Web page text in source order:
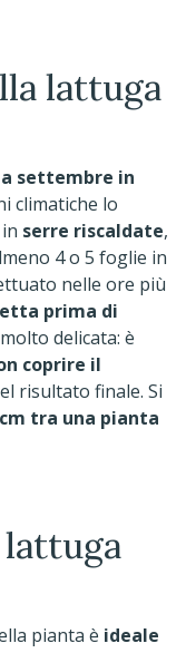
lattuga
settembre in
climatiche lo
serre riscaldate,
4 o 5 foglie in
nelle ore più
prima di
delicata: è
coprire il
risultato finale. Si
tra una pianta
pianta è ideale